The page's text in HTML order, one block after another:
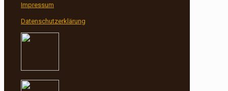
Impressum
Datenschutzerklärung